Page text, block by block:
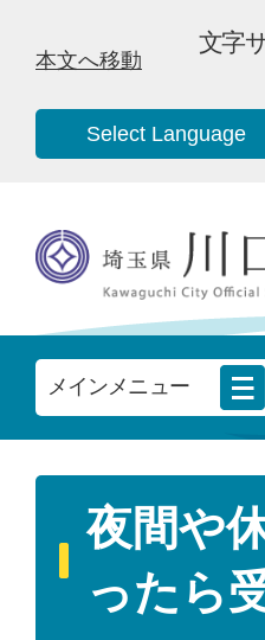
本文へ移動
文字
Select Language
メインメニュー
夜間や
ったら